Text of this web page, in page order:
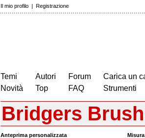
Il mio profilo | Registrazione
Temi
Novità
Autori
Top
Forum
FAQ
Carica un
Strumenti
Bridgers Brush
Anteprima personalizzata Misura